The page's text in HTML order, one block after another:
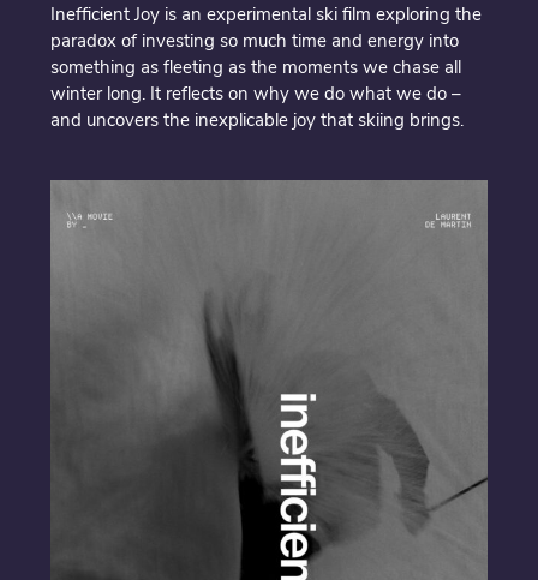
Inefficient Joy is an experimental ski film exploring the
paradox of investing so much time and energy into
something as fleeting as the moments we chase all
winter long. It reflects on why we do what we do –
and uncovers the inexplicable joy that skiing brings.